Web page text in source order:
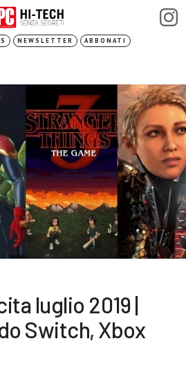
NEWSLETTER ABBONATI
luglio 2019 |
Switch, Xbox